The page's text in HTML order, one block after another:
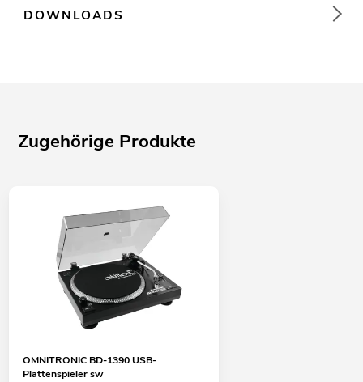
DOWNLOADS
Zugehörige Produkte
OMNITRONIC BD-1390 USB-
Plattenspieler sw